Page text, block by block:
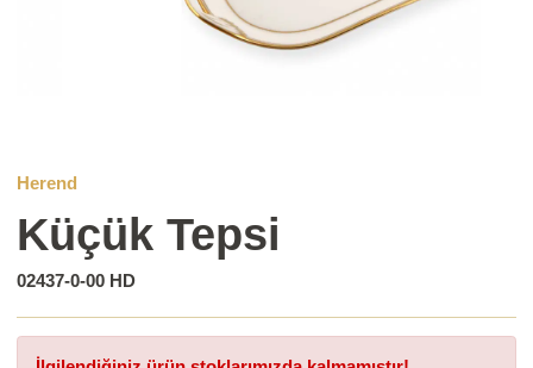
Herend
Küçük Tepsi
02437-0-00 HD